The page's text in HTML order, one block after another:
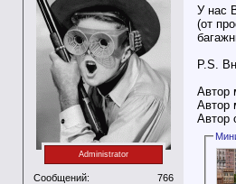
Administrator
Сообщений:
766
У нас
(от
P.S.
Автор
Автор
Автор